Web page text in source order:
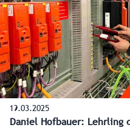
19.03.2025
Daniel Hofbauer: Lehrling